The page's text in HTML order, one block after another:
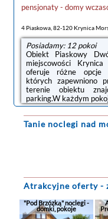
pensjonaty - domy
4 Piaskowa, 82-120 Krynica
Posiadamy: 12 pokoi
Obiekt Piaskowy
miejscowości
oferuje różne opcje
których zapewniono
terenie obiektu
parking.W każdym
się szafa, telewizor z
prywatna łazienka.
zapewnione. W
Rębiechowo znajduje
Tanie noclegi nad
Atrakcyjne oferty -
"Pod Brzózką" noclegi -
domki, pokoje